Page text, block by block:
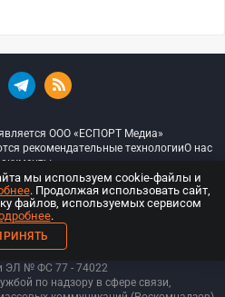
ООО «ЕСПОРТ Медиа»
рекомендательные технологииО нас
— Все права защищены
18+
о регистрации средств массовой
ЭЛ № ФС 77 - 74022
по надзору в сфере связи,
мы используем cookie-файлы и
. Продолжая использовать сайт,
файлов, используемых сервисом
.